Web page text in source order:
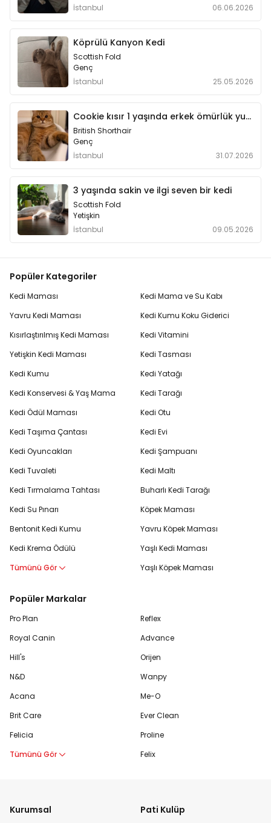
İstanbul 06.06.2026
Köprülü Kanyon Kedi
Scottish Fold
Genç
İstanbul
25.05.2026
Cookie kısır 1 yaşında erkek ömürlük yuvasını arıyyor
British Shorthair
Genç
İstanbul
31.07.2026
3 yaşında sakin ve ilgi seven bir kedi
Scottish Fold
Yetişkin
İstanbul
09.05.2026
Popüler Kategoriler
Kedi Maması
Yavru Kedi Maması
Kısırlaştırılmış Kedi Maması
Yetişkin Kedi Maması
Kedi Kumu
Kedi Konservesi & Yaş Mama
Kedi Ödül Maması
Kedi Taşıma Çantası
Kedi Oyuncakları
Kedi Tuvaleti
Kedi Tırmalama Tahtası
Kedi Su Pınarı
Bentonit Kedi Kumu
Kedi Krema Ödülü
Tümünü Gör
Kedi Mama ve Su Kabı
Kedi Kumu Koku Giderici
Kedi Vitamini
Kedi Tasması
Kedi Yatağı
Kedi Tarağı
Kedi Otu
Kedi Evi
Kedi Şampuanı
Kedi Maltı
Buharlı Kedi Tarağı
Köpek Maması
Yavru Köpek Maması
Yaşlı Kedi Maması
Yaşlı Köpek Maması
Popüler Markalar
Pro Plan
Royal Canin
Hill's
N&D
Acana
Brit Care
Felicia
Tümünü Gör
Reflex
Advance
Orijen
Wanpy
Me-O
Ever Clean
Proline
Felix
Kurumsal Pati Kulüp